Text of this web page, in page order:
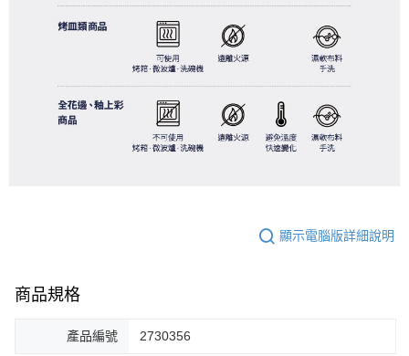
顯示電腦版詳細說明
商品規格
產品編號 2730356